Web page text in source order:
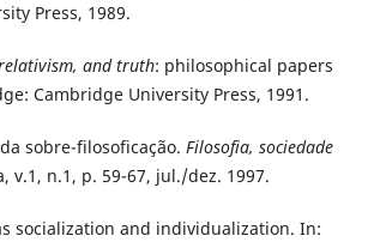
Press, 1989.
and truth: philosophical papers
Cambridge University Press, 1991.
da sobre-filosoficação. Filosofia, sociedade
v.1, n.1, p. 59-67, jul./dez. 1997.
as socialization and individualization. In: